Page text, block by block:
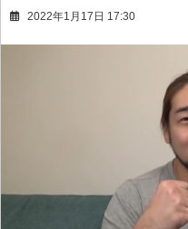
2022年1月17日 17:30